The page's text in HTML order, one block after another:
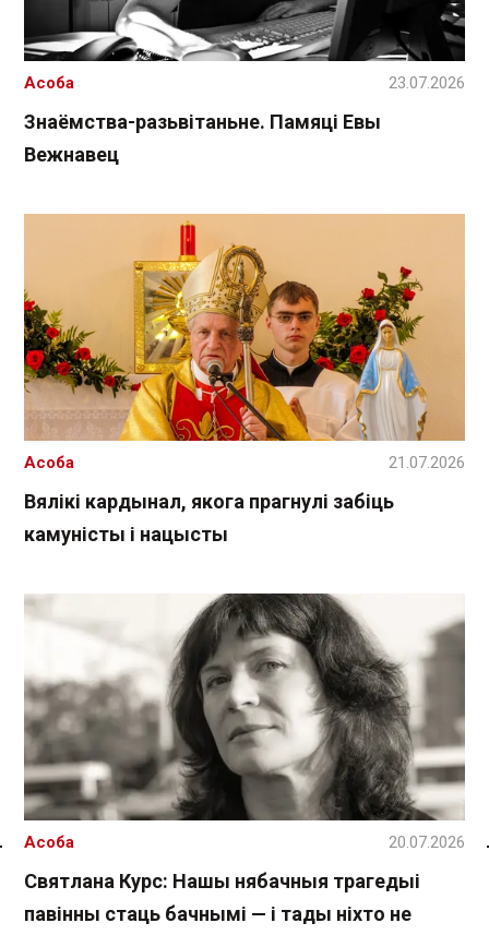
Спасылка без VPN
Знаёмства-разьвітаньне. Памяці Евы
Вежнавец
Асоба 23.07.2026
Вялікі кардынал, якога прагнулі забіць
камуністы і нацысты
Асоба 21.07.2026
Святлана Курс: Нашы нябачныя трагедыі
павінны стаць бачнымі — і тады ніхто не
Асоба 20.07.2026